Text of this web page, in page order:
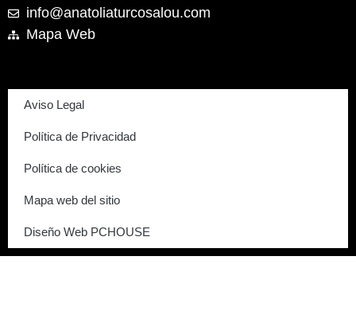
info@anatoliaturcosalou.com
Mapa Web
Aviso Legal
Política de Privacidad
Política de cookies
Mapa web del sitio
Diseño Web PCHOUSE